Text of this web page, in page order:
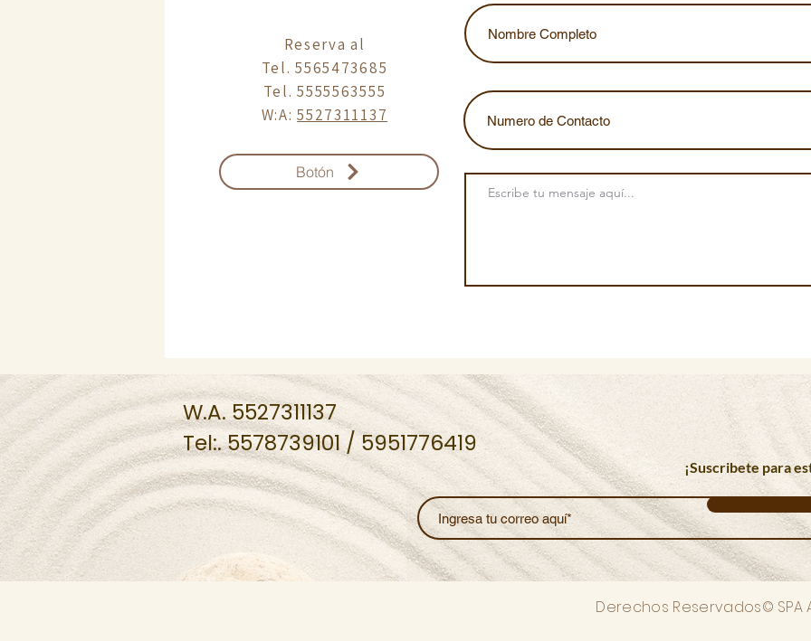
Reserva al
Tel. 5565473685
Tel. 5555563555
W:A:5527311137
Botón
W.A. 5527311137
Tel:. 5578739101 / 5951776419
¡Suscribete para
Derechos Reservados© SPA